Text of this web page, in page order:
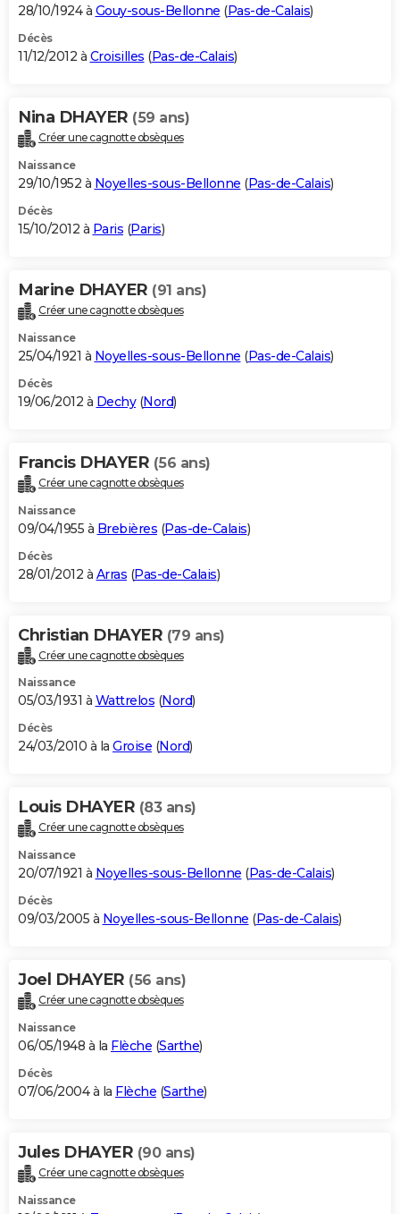
28/10/1924 à Gouy-sous-Bellonne (Pas-de-Calais)
Décès
11/12/2012 à Croisilles (Pas-de-Calais)
Nina DHAYER (59 ans)
Créer une cagnotte obsèques
Naissance
29/10/1952 à Noyelles-sous-Bellonne (Pas-de-Calais)
Décès
15/10/2012 à Paris (Paris)
Marine DHAYER (91 ans)
Créer une cagnotte obsèques
Naissance
25/04/1921 à Noyelles-sous-Bellonne (Pas-de-Calais)
Décès
19/06/2012 à Dechy(Nord)
Francis DHAYER (56 ans)
Créer une cagnotte obsèques
Naissance
09/04/1955 à Brebières (Pas-de-Calais)
Décès
28/01/2012 à Arras (Pas-de-Calais)
Christian DHAYER (79 ans)
Créer une cagnotte obsèques
Naissance
05/03/1931 à Wattrelos (Nord)
Décès
24/03/2010 à la Groise (Nord)
Louis DHAYER (83 ans)
Créer une cagnotte obsèques
Naissance
20/07/1921 à Noyelles-sous-Bellonne (Pas-de-Calais)
Décès
09/03/2005 à Noyelles-sous-Bellonne (Pas-de-Calais)
Joel DHAYER (56 ans)
Créer une cagnotte obsèques
Naissance
06/05/1948 à la Flèche (Sarthe)
Décès
07/06/2004 à la Flèche (Sarthe)
Jules DHAYER (90 ans)
Créer une cagnotte obsèques
Naissance